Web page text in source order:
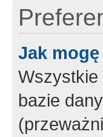
Jak
Wszystkie
bazie